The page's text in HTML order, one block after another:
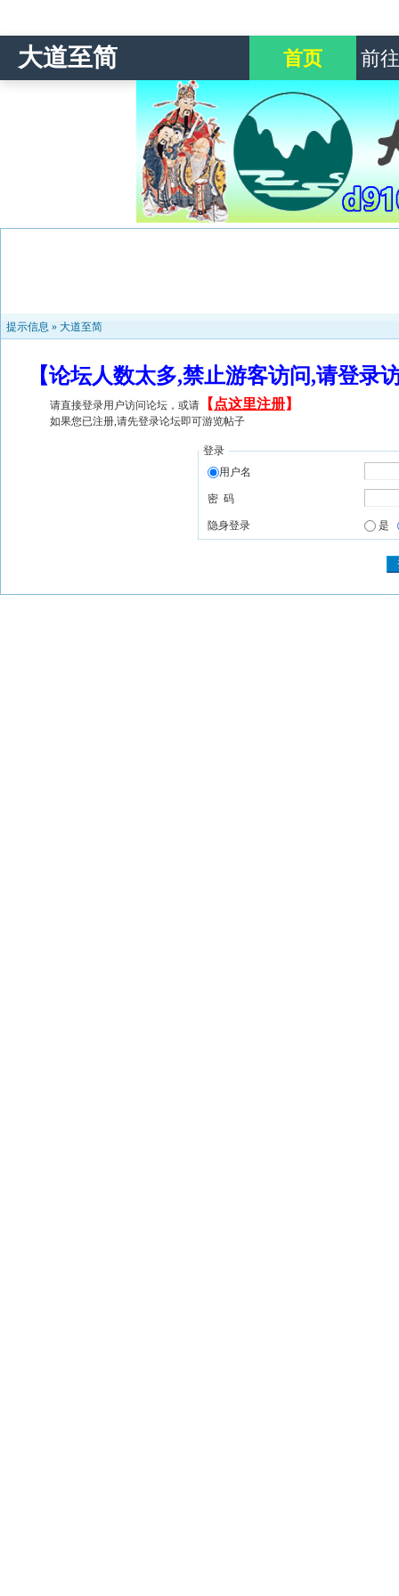
大道至简 首页 前
提示信息 » 大道至简
【论坛人数太多,禁止游客访问,请登
请直接登录用户访问论坛，或请 【 点这里注册】
如果您已注册,请先登录论坛即可游览帖子
登录
用户名
密 码
隐身登录 是